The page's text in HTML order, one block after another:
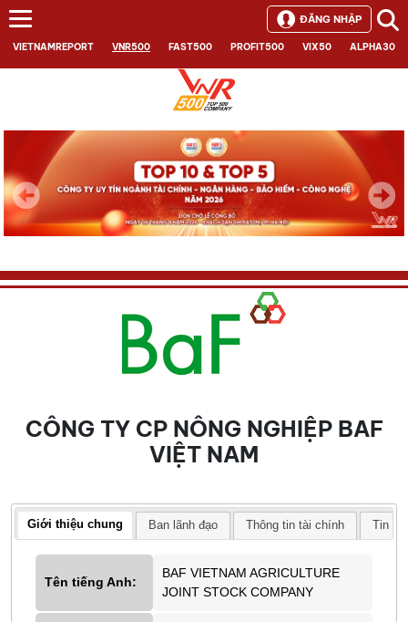
VIETNAMREPORT VNR500 FAST500 PROFIT500 VIX50 ALPHA30
ĐĂNG NHẬP
Next
CÔNG TY CP NÔNG NGHIỆP BAF
VIỆT NAM
Giới thiệu chung Ban lãnh đạo Thông tin tài chính Tin
Tên tiếng Anh:
BAF VIETNAM AGRICULTURE
JOINT STOCK COMPANY